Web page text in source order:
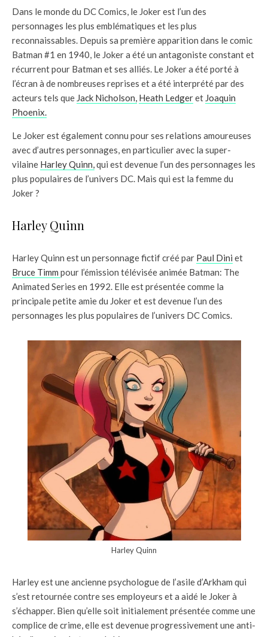
Dans le monde du DC Comics, le Joker est l’un des
personnages les plus emblématiques et les plus
reconnaissables. Depuis sa première apparition dans le comic
Batman #1 en 1940, le Joker a été un antagoniste constant et
récurrent pour Batman et ses alliés. Le Joker a été porté à
l’écran à de nombreuses reprises et a été interprété par des
acteurs tels que Jack Nicholson, Heath Ledgeret Joaquin
Phoenix.
Le Joker est également connu pour ses relations amoureuses
avec d’autres personnages, en particulier avec la super-
vilaine Harley Quinn, qui est devenue l’un des personnages les
plus populaires de l’univers DC. Mais qui est la femme du
Joker ?
Harley Quinn
Harley Quinn est un personnage fictif créé par Paul Dini et
Bruce Timm pour l’émission télévisée animée Batman: The
Animated Series en 1992. Elle est présentée comme la
principale petite amie du Joker et est devenue l’un des
personnages les plus populaires de l’univers DC Comics.
Harley Quinn
Harley est une ancienne psychologue de l’asile d’Arkham qui
s’est retournée contre ses employeurs et a aidé le Joker à
s’échapper. Bien qu’elle soit initialement présentée comme une
complice de crime, elle est devenue progressivement une anti-